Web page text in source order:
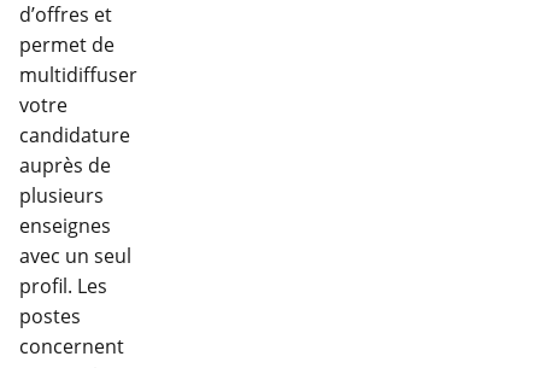
d’offres et
permet de
multidiffuser
votre
candidature
auprès de
plusieurs
enseignes
avec un seul
profil. Les
postes
concernent